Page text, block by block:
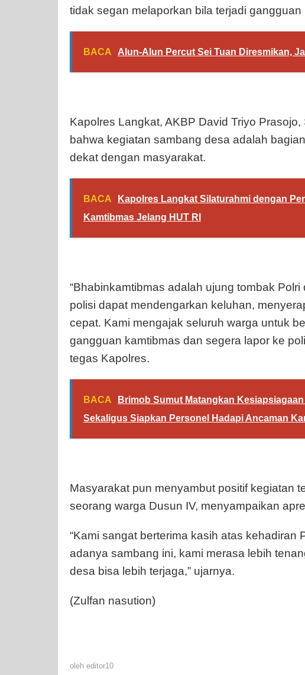
tidak segan melaporkan bila terjadi
BACA Alun-Alun Percut Sei Tuan Diresmikan,
Kapolres Langkat, AKBP David Triyo
bahwa kegiatan sambang desa adalah
dekat dengan masyarakat.
BACA
Kapolres Langkat Silaturahmi dengan
Kamtibmas Jelang HUT RI
“Bhabinkamtibmas adalah ujung tombak
polisi dapat mendengarkan keluhan,
cepat. Kami mengajak seluruh warga untuk
gangguan kamtibmas dan segera lapor ke
tegas Kapolres.
BACA
Brimob Sumut Matangkan
Sekaligus Siapkan Personel Hadapi Ancaman
Masyarakat pun menyambut positif kegiatan
seorang warga Dusun IV, menyampaikan
“Kami sangat berterima kasih atas kehadiran
adanya sambang ini, kami merasa lebih
desa bisa lebih terjaga,” ujarnya.
(Zulfan nasution)
oleh editor10